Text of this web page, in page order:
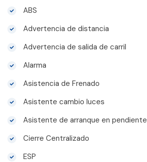
ABS
Advertencia de distancia
Advertencia de salida de carril
Alarma
Asistencia de Frenado
Asistente cambio luces
Asistente de arranque en pendiente
Cierre Centralizado
ESP